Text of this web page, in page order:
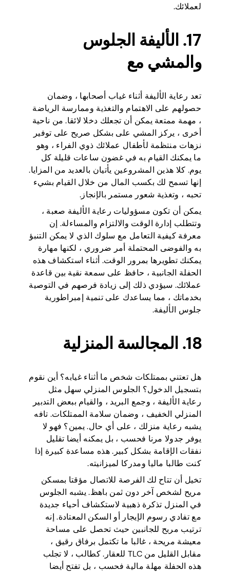
لعملائك.
17. الأليفة الجلوس
والمشي مع
تعد رعاية الأليفة أثناء غياب أصحابها ، وضمان
حصولهم على الاهتمام والتغذية وممارسة الرياضة
، مهمة ممتعة يمكن أن تجعلك دخلا لائقا. من ناحية
أخرى ، يركز المشي على بشكل صريح على توفير
نزهات منتظمة لأطفال عملائك ذوي الفراء ، وهو
ما يمكنك القيام به في غضون ساعات قليلة كل
يوم. كلا هذين المشروعين يأتيان بالعديد من المزايا.
إنها تسمح لك بكسب المال من خلال القيام بشيء
تحبه ، وتغذية شعور مستمر بالإنجاز.
يمكن أن تكون مسؤوليات رعاية الأليفة صعبة ،
وتتطلب إدارة الوقت والالتزام والمساءلة. إن
معرفة كيفية التعامل مع سلوك الذي لا يمكن التنبؤ
به والفوضى المحتملة أمر ضروري ، لكنها مهارة
يمكنك تطويرها بمرور الوقت. أثناء استكشاف هذه
الحفلة الجانبية ، حافظ على سمعة نقية بين قاعدة
عملائك. سيؤدي ذلك إلى زيادة فرصهم في التوصية
بخدماتك ، مما يساعدك على تنمية إمبراطورية
جلوس الأليفة.
18. المجالسة المنزلية
هل تعتني بممتلكات شخص ما أثناء غيابه؟ أين نقوم
بتسجيل الدخول؟ الجلوس المنزلي سهل مثل
رعاية الأليفة ، وجمع البريد ، والقيام ببعض التدبير
المنزلي الخفيف ، وضمان سلامة الممتلكات. تافه
يشبه رعاية منزلك ، على أي حال. يمين؟ فهو لا
يوفر جدولا مرنا فحسب ، بل يمكنه أيضا تقليل
نفقات الإقامة بشكل كبير. هذه مساعدة كبيرة إذا
كنت طالبا ماليا ومدركا لميزانيته.
تخيل أن تتاح لك الفرصة للاتصال مؤقتا بمسكن
مريح لشخص آخر دون ثمن باهظ. يشبه الجلوس
في المنزل تذكرة ذهبية لاستكشاف أحياء جديدة
مع تفادي رسوم الإيجار أو السكن المعتادة. إنه
ترتيب مربح للجانبين حيث تحصل على مساحة
معيشة مريحة ، غالبا ما تكتمل برفاق رقيق ،
مقابل القليل من TLC للعقار. كطالب ، لا تجلب
هذه الحفلة مهلة مالية فحسب ، بل تفتح أيضا